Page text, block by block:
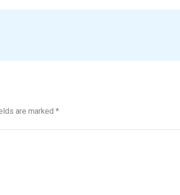
are marked *